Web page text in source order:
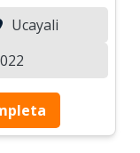
Ucayali